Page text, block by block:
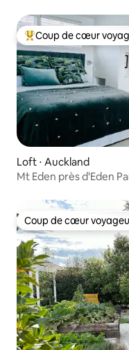
Coups de cœur
Coup de cœur
Loft ⋅ Auckland
Mt Eden près d'Eden
Coup de cœur
Coup de cœur